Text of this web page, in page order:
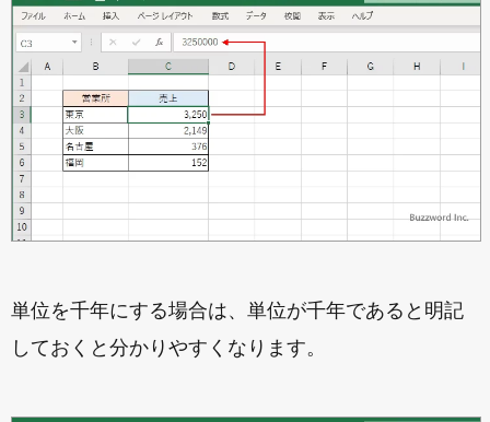
単位を千年にする場合は、単位が千年であると明記
しておくと分かりやすくなります。